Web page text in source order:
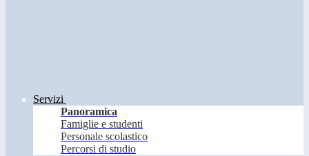
Servizi
Panoramica
Famiglie e studenti
Personale scolastico
Percorsi di studio